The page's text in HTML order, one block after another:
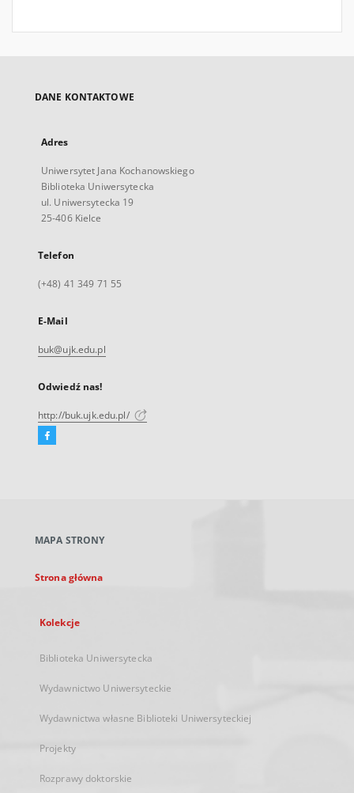
DANE KONTAKTOWE
Adres
Uniwersytet Jana Kochanowskiego
Biblioteka Uniwersytecka
ul. Uniwersytecka 19
25-406 Kielce
Telefon
(+48) 41 349 71 55
E-Mail
buk@ujk.edu.pl
Odwiedź nas!
http://buk.ujk.edu.pl/
Facebook
karcie
MAPA STRONY
Strona główna
Kolekcje
Biblioteka Uniwersytecka
Wydawnictwo Uniwersyteckie
Wydawnictwa własne Biblioteki Uniwersyteckiej
Projekty
Rozprawy doktorskie